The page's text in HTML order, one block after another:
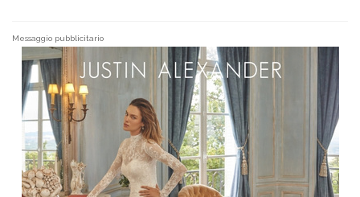
Messaggio pubblicitario